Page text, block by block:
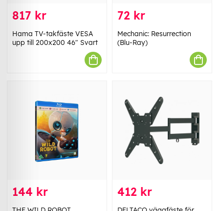
817 kr
Hama TV-takfäste VESA
upp till 200x200 46" Svart
72 kr
Mechanic: Resurrection
(Blu-Ray)
144 kr 412 kr